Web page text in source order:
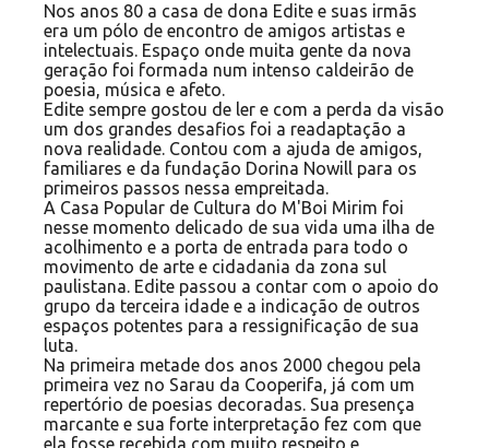
Nos anos 80 a casa de dona Edite e suas irmãs
era um pólo de encontro de amigos artistas e
intelectuais. Espaço onde muita gente da nova
geração foi formada num intenso caldeirão de
poesia, música e afeto.
Edite sempre gostou de ler e com a perda da visão
um dos grandes desafios foi a readaptação a
nova realidade. Contou com a ajuda de amigos,
familiares e da fundação Dorina Nowill para os
primeiros passos nessa empreitada.
A Casa Popular de Cultura do M'Boi Mirim foi
nesse momento delicado de sua vida uma ilha de
acolhimento e a porta de entrada para todo o
movimento de arte e cidadania da zona sul
paulistana. Edite passou a contar com o apoio do
grupo da terceira idade e a indicação de outros
espaços potentes para a ressignificação de sua
luta.
Na primeira metade dos anos 2000 chegou pela
primeira vez no Sarau da Cooperifa, já com um
repertório de poesias decoradas. Sua presença
marcante e sua forte interpretação fez com que
ela fosse recebida com muito respeito e